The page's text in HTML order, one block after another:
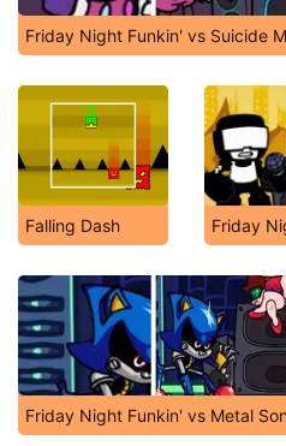
Friday Night Funkin' vs Suicide
Falling Dash Friday
Friday Night Funkin' vs Metal